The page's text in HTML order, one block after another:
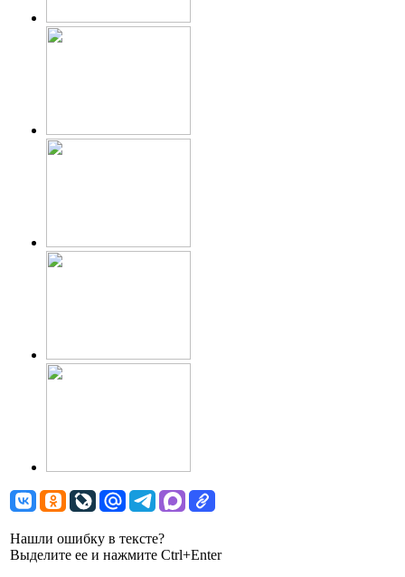
Нашли ошибку в тексте?
Выделите ее и нажмите Ctrl+Enter